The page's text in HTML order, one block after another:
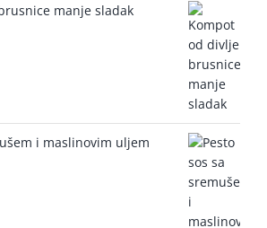
manje sladak
i maslinovim uljem